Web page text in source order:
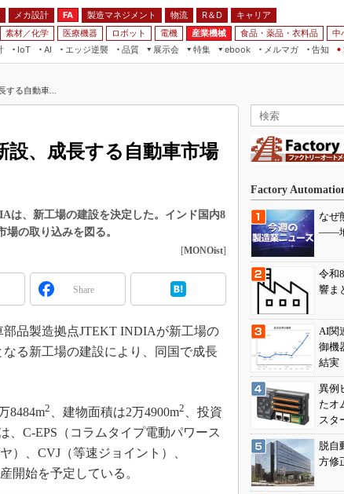
メカ設計 FA 製造マネジメント 物流 R＆D
キャリア
素材／化学 医療機器 ロボット 電機 産業機械 食品・薬品・衣料品
中
IoT
AI
エッジ逆襲 品質
展示会
TECHNO-FRONTIER
マート工場EXPO
EdgeTech+
AUTOMOTIVE WORLD
特集
つながるクルマ
VR／AR
フィールドサービス
組み込み画像技術
組み込みモデリング
車載ソフト開発
ISO26262
無償設計ツール
3Dプリンタ
S＆OP
インダストリー4.0
イノベーション
製造業ビッグデータ
ebook
FA
モビリティ
メルマガ
告知
する自動車...
設、成長する自動車市場
は、新工場の建設を決定した。インド国内8
の取り込みを図る。
[MONOist]
Share
品製造拠点JTEKT INDIAが新工場の
る新工場の建設により、同国で成長
8484m2 、建物面積は2万4900m2
、投資
、C-EPS（コラムタイプ電動パワース
）、CVJ（等速ジョイント）、
開始を予定している。
Factory
なぜ
――地
令和
響ま
AI関
御機
結実
異例
たオ
スタ
脱自
方修